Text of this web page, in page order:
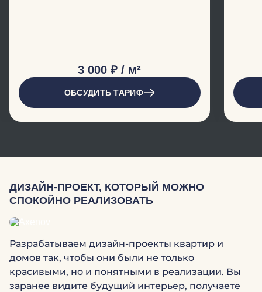
3 000 ₽ / м²
ОБСУДИТЬ ТАРИФ
ДИЗАЙН-ПРОЕКТ, КОТОРЫЙ МОЖНО
СПОКОЙНО РЕАЛИЗОВАТЬ
Разрабатываем дизайн-проекты квартир и
домов так, чтобы они были не только
красивыми, но и понятными в реализации. Вы
заранее видите будущий интерьер, получаете